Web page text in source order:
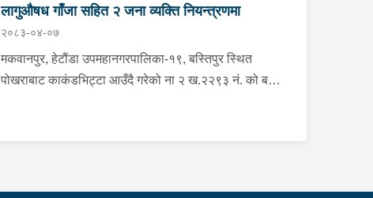
प्राप्त हुनासाथ प्रहरी टोली खटिगई घटनास्थलमा मुचुल्का
सहित थप अनुसन्धान कार्य भइरहेको ।
लागुऔषध गाँजा सहित २ जना व्यक्ति नियन्त्रणमा
२०८३-०४-०७
मकवानपुर, हेटौंडा उपमहानगरपालिका-१९, बस्तिपुर स्थित
पोखराबाट काकंडभिट्टा आउँदै गरेको ना २ ख.२२९३ नं. को बस